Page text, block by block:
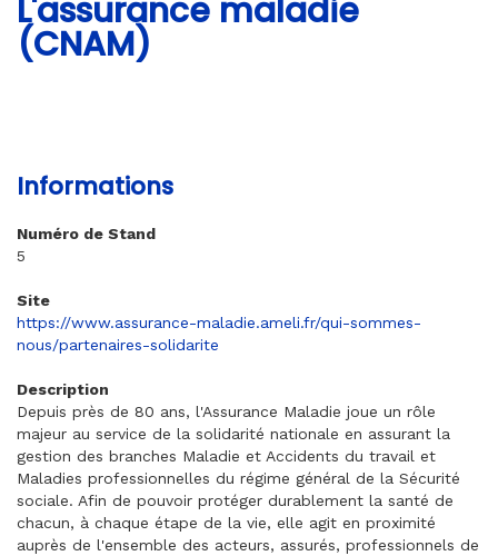
L'assurance maladie
(CNAM)
Informations
Numéro de Stand
5
Site
https://www.assurance-maladie.ameli.fr/qui-sommes-
nous/partenaires-solidarite
Description
Depuis près de 80 ans, l'Assurance Maladie joue un rôle
majeur au service de la solidarité nationale en assurant la
gestion des branches Maladie et Accidents du travail et
Maladies professionnelles du régime général de la Sécurité
sociale. Afin de pouvoir protéger durablement la santé de
chacun, à chaque étape de la vie, elle agit en proximité
auprès de l'ensemble des acteurs, assurés, professionnels de